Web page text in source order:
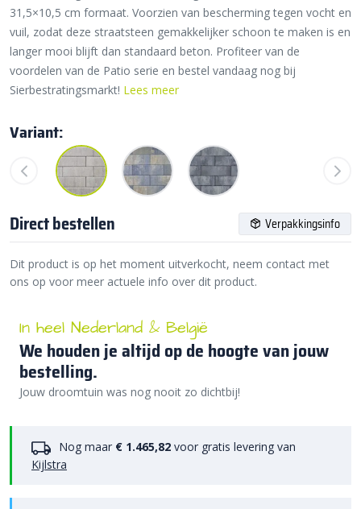
31,5×10,5 cm formaat. Voorzien van bescherming tegen vocht en
vuil, zodat deze straatsteen gemakkelijker schoon te maken is en
langer mooi blijft dan standaard beton. Profiteer van de
voordelen van de Patio serie en bestel vandaag nog bij
Sierbestratingsmarkt! Lees meer
Variant:
Direct bestellen Verpakkingsinfo
Dit product is op het moment uitverkocht, neem contact met
ons op voor meer actuele info over dit product.
In heel Nederland & België
We houden je altijd op de hoogte van jouw
bestelling.
Jouw droomtuin was nog nooit zo dichtbij!
Nog maar € 1.465,82 voor gratis levering van
Kijlstra